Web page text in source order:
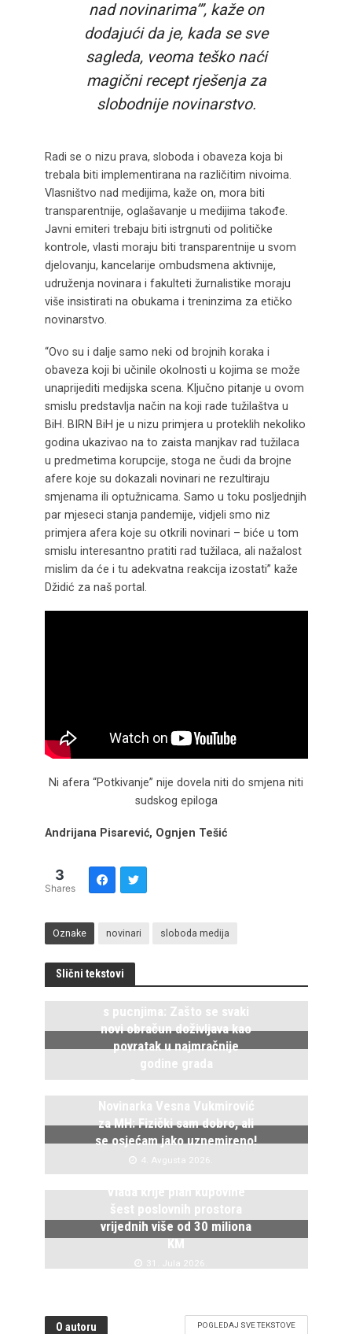
nad novinarima’”, kaže on
dodajući da je, kada se sve
sagleda, veoma teško naći
magični recept rješenja za
slobodnije novinarstvo.
Radi se o nizu prava, sloboda i obaveza koja bi
trebala biti implementirana na različitim nivoima.
Vlasništvo nad medijima, kaže on, mora biti
transparentnije, oglašavanje u medijima takođe.
Javni emiteri trebaju biti istrgnuti od političke
kontrole, vlasti moraju biti transparentnije u svom
djelovanju, kancelarije ombudsmena aktivnije,
udruženja novinara i fakulteti žurnalistike moraju
više insistirati na obukama i treninzima za etičko
novinarstvo.
“Ovo su i dalje samo neki od brojnih koraka i
obaveza koji bi učinile okolnosti u kojima se može
unaprijediti medijska scena. Ključno pitanje u ovom
smislu predstavlja način na koji rade tužilaštva u
BiH. BIRN BiH je u nizu primjera u proteklih nekoliko
godina ukazivao na to zaista manjkav rad tužilaca
u predmetima korupcije, stoga ne čudi da brojne
afere koje su dokazali novinari ne rezultiraju
smjenama ili optužnicama. Samo u toku posljednjih
par mjeseci stanja pandemije, vidjeli smo niz
primjera afera koje su otkrili novinari – biće u tom
smislu interesantno pratiti rad tužilaca, ali nažalost
mislim da će i tu adekvatna reakcija izostati” kaže
Džidić za naš portal.
Ni afera “Potkivanje” nije dovela niti do smjena niti
sudskog epiloga
Andrijana Pisarević, Ognjen Tešić
3
Shares
Oznake novinari sloboda medija
Slični tekstovi
s pucnjima: Zašto se svaki
novi obračun doživljava kao
povratak u najmračnije
godine grada
5. Avgusta 2026.
Novinarka Vesna Vukmirović
za MH: Fizički sam dobro, ali
se osjećam jako uznemireno!
4. Avgusta 2026.
Vlada krije plan kupovine
šest poslovnih prostora
vrijednih više od 30 miliona
KM
31. Jula 2026.
O autoru POGLEDAJ SVE TEKSTOVE